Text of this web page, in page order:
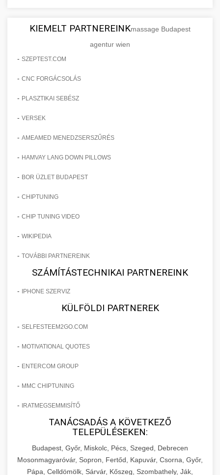
KIEMELT PARTNEREINKmassage Budapest
agentur wien
- SZEPTEST.COM
- CNC FORGÁCSOLÁS
- PLASZTIKAI SEBÉSZ
- VERSEK
- AMEAMED MENEDZSERSZŰRÉS
- HAMVAY LANG DOWN PILLOWS
- BOR ÜZLET BUDAPEST
- CHIPTUNING
- CHIP TUNING VIDEO
- WIKIPEDIA
- TOVÁBBI PARTNEREINK
SZÁMÍTÁSTECHNIKAI PARTNEREINK
- IPHONE SZERVIZ
KÜLFÖLDI PARTNEREK
- SELFESTEEM2GO.COM
- MOTIVATIONAL QUOTES
- ENTERCOM GROUP
- MMC CHIPTUNING
- IRATMEGSEMMISÍTŐ
TANÁCSADÁS A KÖVETKEZŐ
TELEPÜLÉSEKEN:
Budapest, Győr, Miskolc, Pécs, Szeged, Debrecen
Mosonmagyaróvár, Sopron, Fertőd, Kapuvár, Csorna, Győr,
Pápa, Celldömölk, Sárvár, Kőszeg, Szombathely, Ják,